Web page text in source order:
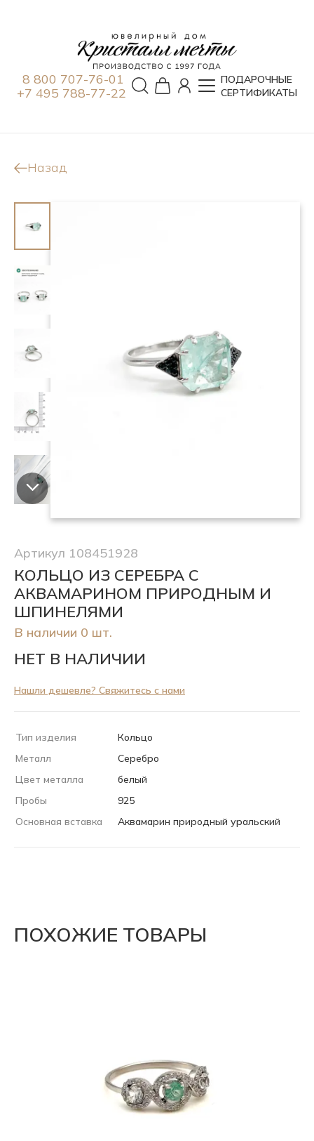
8 800 707-76-01
+7 495 788-77-22
ПОДАРОЧНЫЕ
СЕРТИФИКАТЫ
Назад
Артикул 108451928
КОЛЬЦО ИЗ СЕРЕБРА С
АКВАМАРИНОМ ПРИРОДНЫМ И
ШПИНЕЛЯМИ
В наличии 0 шт.
НЕТ В НАЛИЧИИ
Нашли дешевле? Свяжитесь с нами
Тип изделия
Кольцо
Металл
Серебро
Цвет металла
белый
Пробы
925
Основная вставка
Аквамарин природный уральский
ПОХОЖИЕ ТОВАРЫ